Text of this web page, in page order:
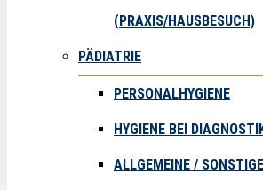
(PRAXIS/HAUSBESUCH)
PÄDIATRIE
PERSONALHYGIENE
HYGIENE BEI
ALLGEMEINE /